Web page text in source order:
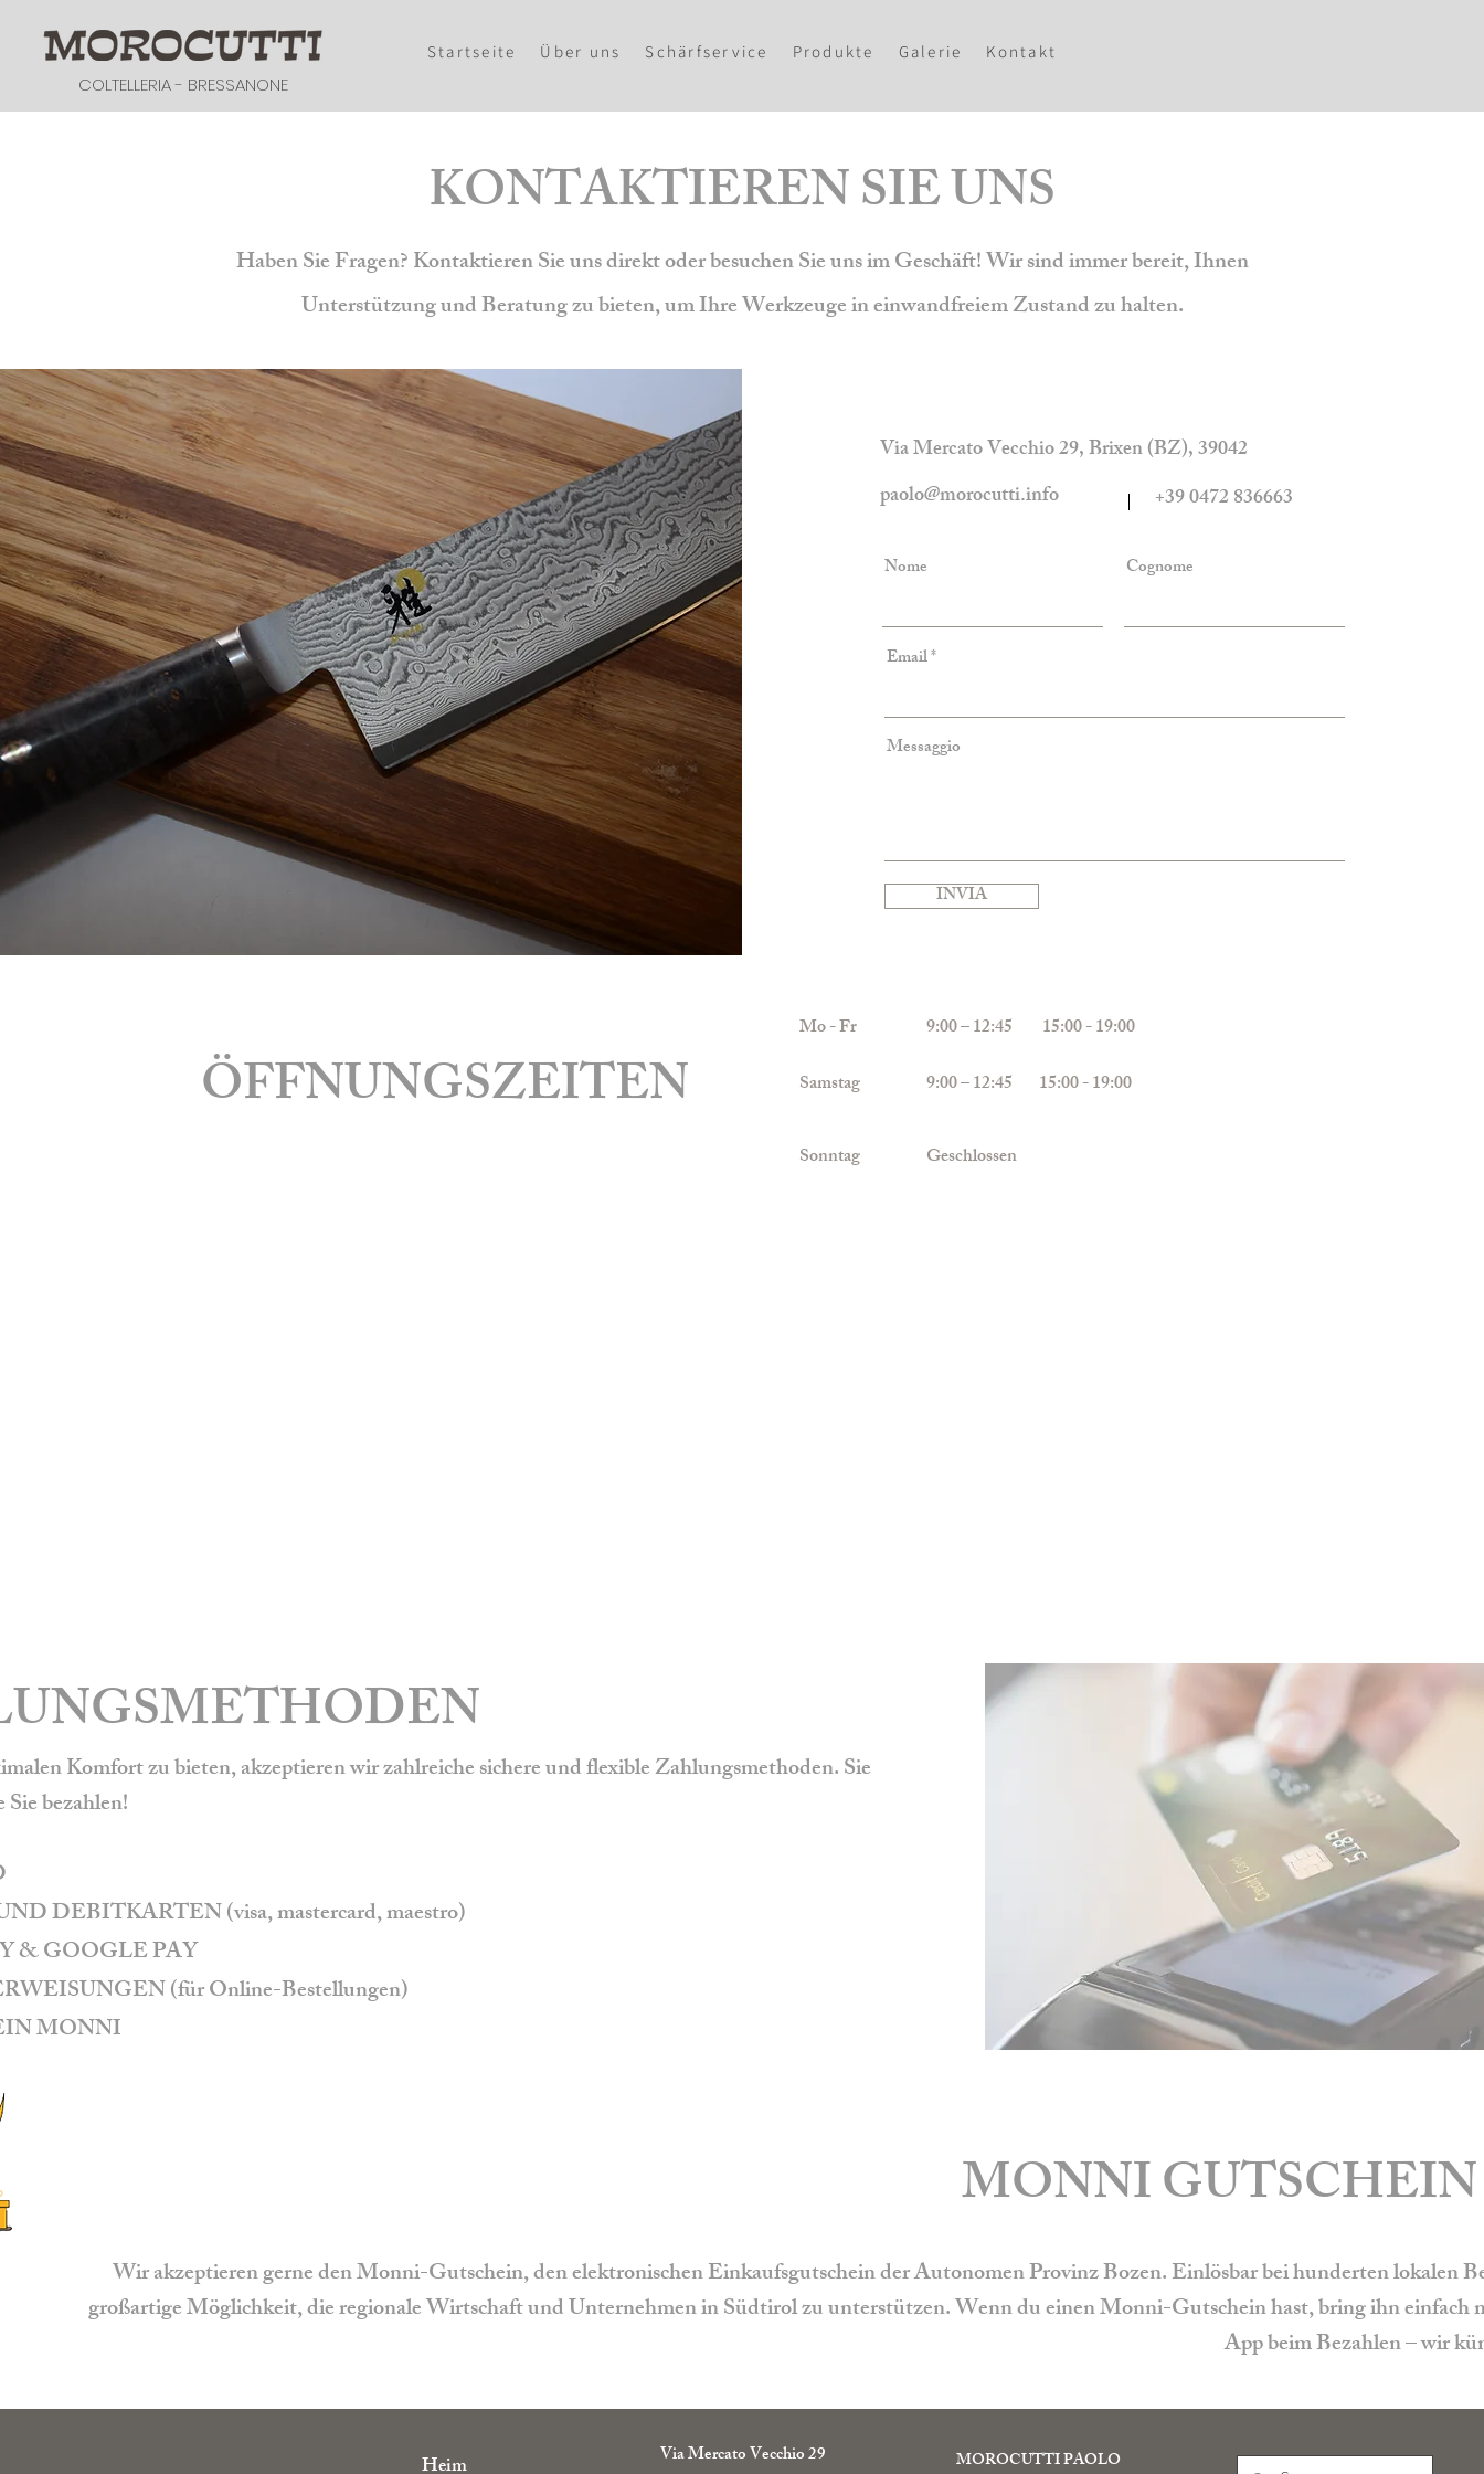
COLTELLERIA - BRESSANONE
Startseite Über uns Schärfservice Produkte Galerie Kontakt
KONTAKTIEREN SIE UNS
Haben Sie Fragen? Kontaktieren Sie uns direkt oder besuchen Sie uns im Geschäft! Wir sind immer bereit, Ihnen
Unterstützung und Beratung zu bieten, um Ihre Werkzeuge in einwandfreiem Zustand zu halten.
Via Mercato Vecchio 29, Brixen (BZ), 39042
paolo@morocutti.info
+39 0472 836663
Nome Cognome
Email
Messaggio
INVIA
ÖFFNUNGSZEITEN
Mo - Fr 9:00 – 12:45 15:00 - 19:00
Samstag
9:00 – 12:45 15:00 - 19:00
Sonntag Geschlossen
Komfort zu bieten, akzeptieren wir zahlreiche sichere und flexible Zahlungsmethoden. Sie
bezahlen!
DEBITKARTEN (visa, mastercard, maestro)
& GOOGLE PAY
(für Online-Bestellungen)
MONNI
MONNI
Wir akzeptieren gerne den Monni-Gutschein, den elektronischen Einkaufsgutschein der Autonomen Provinz Bozen. Einlösbar bei hunderten lokalen
großartige Möglichkeit, die regionale Wirtschaft und Unternehmen in Südtirol zu unterstützen. Wenn du einen Monni-Gutschein hast, bring ihn einfach
App beim Bezahlen – wir
Heim Via Mercato Vecchio 29 MOROCUTTI PAOLO